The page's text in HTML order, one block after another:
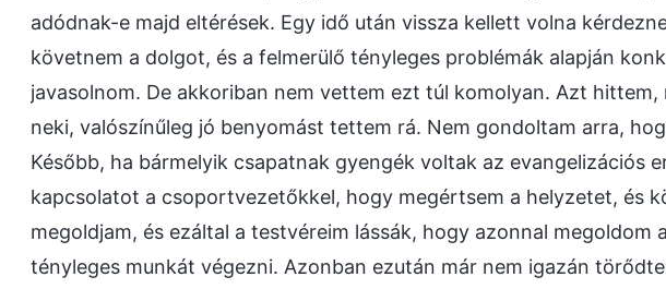
adódnak-e majd eltérések. Egy idő után vissza kellett volna
követnem a dolgot, és a felmerülő tényleges problémák alapján
javasolnom. De akkoriban nem vettem ezt túl komolyan. Azt
neki, valószínűleg jó benyomást tettem rá. Nem gondoltam arra,
Később, ha bármelyik csapatnak gyengék voltak az evangelizációs
kapcsolatot a csoportvezetőkkel, hogy megértsem a helyzetet, és
megoldjam, és ezáltal a testvéreim lássák, hogy azonnal megoldom
tényleges munkát végezni. Azonban ezután már nem igazán